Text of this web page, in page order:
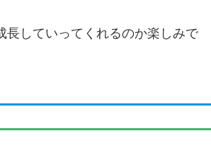
長していってくれるのか楽しみで